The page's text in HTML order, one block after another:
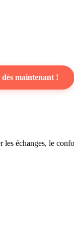
dès maintenant !
échanges, le